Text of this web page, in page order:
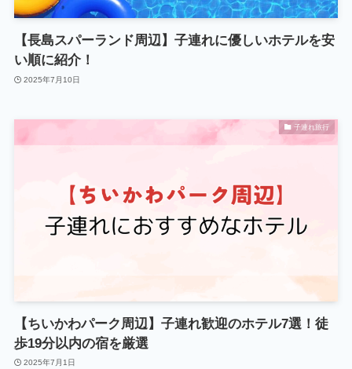
【長島スパーランド周辺】子連れに優しいホテルを安
い順に紹介！
2025年7月10日
子連れ旅行
【ちいかわパーク周辺】子連れ歓迎のホテル7選！徒
歩19分以内の宿を厳選
2025年7月1日